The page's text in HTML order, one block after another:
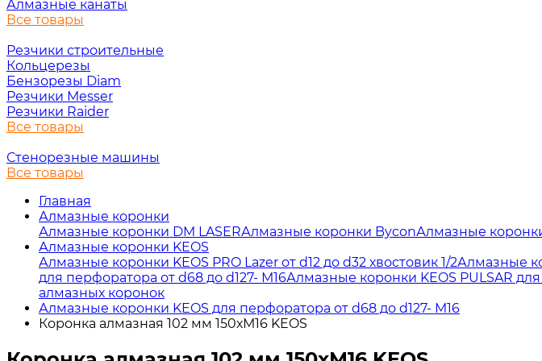
Алмазные канаты
Все товары
Резчики строительные
Кольцерезы
Бензорезы Diam
Резчики Messer
Резчики Raider
Все товары
Стенорезные машины
Все товары
Главная
Алмазные коронки
Алмазные коронки DM LASERАлмазные коронки ByconАлмазные
Алмазные коронки KEOS
Алмазные коронки KEOS PRO Lazer от d12 до d32 хвостовик 1/2Алмазные
для перфоратора от d68 до d127- М16Алмазные коронки KEOS PULSAR
алмазных коронок
Алмазные коронки KEOS для перфоратора от d68 до d127- М16
Коронка алмазная 102 мм 150хМ16 KEOS